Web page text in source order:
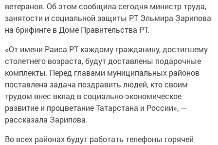
ветеранов. Об этом сообщила сегодня министр труда,
занятости и социальной защиты РТ Эльмира Зарипова
на брифинге в Доме Правительства РТ.
«От имени Раиса РТ каждому гражданину, достигшему
столетнего возраста, будут доставлены подарочные
комплекты. Перед главами муниципальных районов
поставлена задача поздравить людей, кто своим
трудом внес вклад в социально-экономическое
развитие и процветание Татарстана и России», —
рассказала Зарипова.
Во всех районах будут работать телефоны горячей